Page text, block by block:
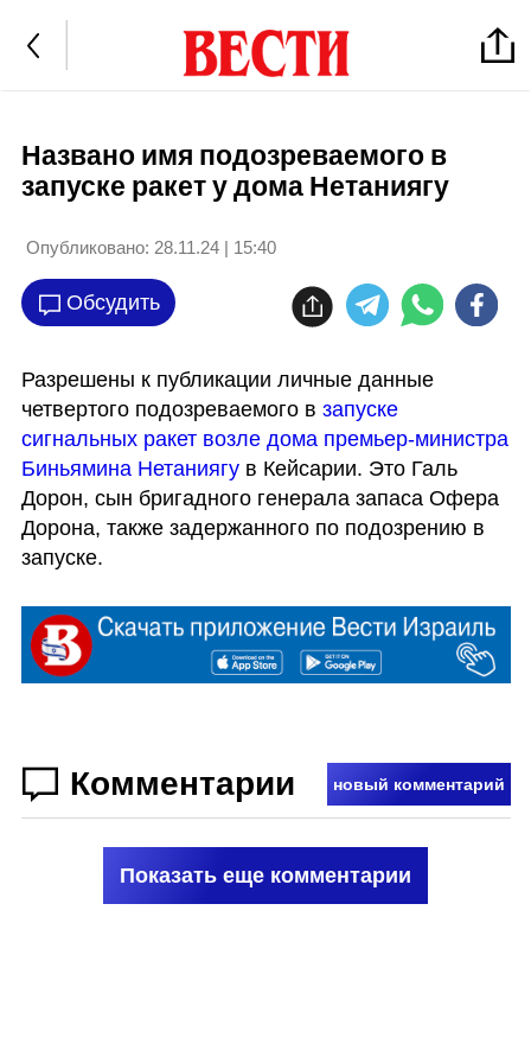
Названо имя подозреваемого в
запуске ракет у дома Нетаниягу
Опубликовано: 28.11.24 | 15:40
Обсудить
Разрешены к публикации личные данные
четвертого подозреваемого в запуске
сигнальных ракет возле дома премьер-министра
Биньямина Нетаниягу в Кейсарии. Это Галь
Дорон, сын бригадного генерала запаса Офера
Дорона, также задержанного по подозрению в
запуске.
Комментарии новый комментарий
Показать еще комментарии